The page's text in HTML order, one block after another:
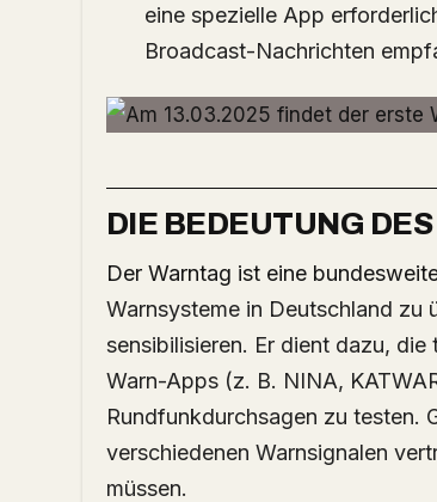
eine spezielle App
Broadcast-Nachrichten
DIE BEDEUTUNG
Der Warntag ist eine
Warnsysteme in Deutschland zu
sensibilisieren. Er dient dazu,
Warn-Apps (z. B. NINA,
Rundfunkdurchsagen zu testen.
verschiedenen Warnsignalen
müssen.